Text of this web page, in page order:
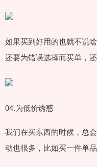
如果买到好用的也就不说
还要为错误选择而买单，
04.为低价诱惑
我们在买东西的时候，总
动也很多，比如买一件单